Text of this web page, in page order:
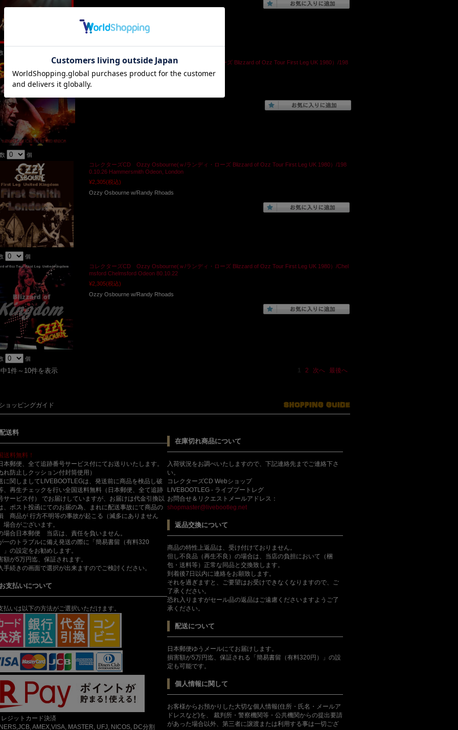
コレクターズCD Ozzy Osbourne(ｗ/ランディ・ローズ Blizzard of Ozz Tour First Leg UK 1980）/198
0.10.28 Mayfair Theater
¥2,305
個
コレクターズCD Ozzy Osbourne(ｗ/ランディ・ローズ Blizzard of Ozz Tour First Leg UK 1980）/198
0.10.26 Hammersmith Odeon, London
¥2,305(税込)
Ozzy Osbourne w/Randy Rhoads
個
コレクターズCD Ozzy Osbourne(ｗ/ランディ・ローズ Blizzard of Ozz Tour First Leg UK 1980）/Chel
msford Chelmsford Odeon 80.10.22
¥2,305(税込)
Ozzy Osbourne w/Randy Rhoads
個
1件～10件を表示 2 次へ 最後へ
ョッピングガイド
送料
送料無料！
本郵便、全て追跡番号サービス付にてお送りいたします。
れ防止しクッション付封筒使用）
に関しましてLIVEBOOTLEGは、発送前に商品を検品し破
、再生チェックを行い全国送料無料（日本郵便、全て追跡
サービス付） でお届けしていますが、お届けは代金引換以
、ポスト投函にてのお届の為、まれに配送事故にて商品の
商品が 行方不明等の事故が起こる（滅多にありません
場合がございます。
場合日本郵便 当店は、責任を負いません。
一のトラブルに備え発送の際に「簡易書留（有料320
」の設定をお勧めします。
額が5万円迄、保証されます。
手続きの画面で選択が出来ますのでご検討ください。
支払いについて
払いは以下の方法がご選択いただけます。
ジットカード決済
AMEX,VISA, MASTER, UFJ, NICOS, DC分割
在庫切れ商品について
入荷状況をお調べいたしますので、下記連絡先までご連絡下さ
い。
コレクターズCD Webショップ
LIVEBOOTLEG - ライブブートレグ
お問合せ＆リクエストメールアドレス：
shopmaster@livebootleg.net
返品交換について
商品の特性上返品は、受け付けておりません。
但し不良品（再生不良）の場合は、当店の負担において（梱
包・送料等）正常な同品と交換致します。
到着後7日以内に連絡をお願致します。
それを過ぎますと、ご要望はお受けできなくなりますので、ご
了承ください。
恐れ入りますがセール品の返品はご遠慮くださいますようご了
承ください。
配送について
日本郵便ゆうメールにてお届けします。
損害額が5万円迄、保証される「簡易書留（有料320円）」の設
定も可能です。
個人情報に関して
お客様からお預かりした大切な個人情報(住所・氏名・メールア
ドレスなど)を、 裁判所・警察機関等・公共機関からの提出要請
があった場合以外、第三者に譲渡または利用する事は一切ござ